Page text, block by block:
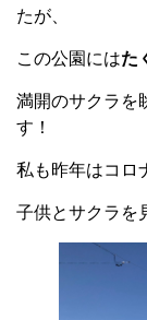
たが、
この公園にはた
満開のサクラを
す！
私も昨年はコロ
子供とサクラを